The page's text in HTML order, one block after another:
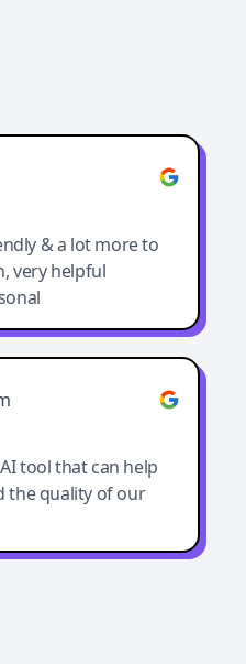
& a lot more to
very helpful
tool that can help
the quality of our